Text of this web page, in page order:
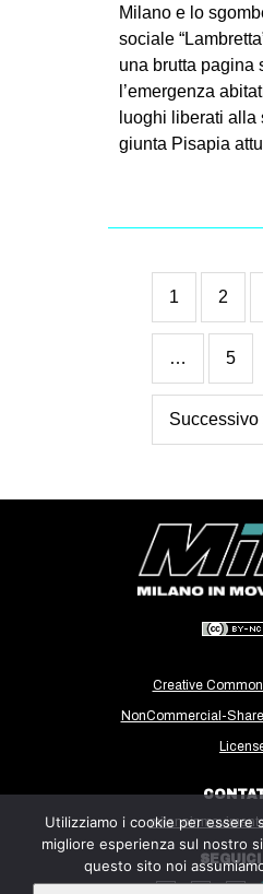
Milano e lo
sociale
una brutta pagina
l’emergenza
luoghi liberati alla
giunta Pisapia
1 2
… 5
Successivo
Creative
NonCommercial-
Utilizziamo i cookie per essere
migliore esperienza sul nostro
questo sito noi